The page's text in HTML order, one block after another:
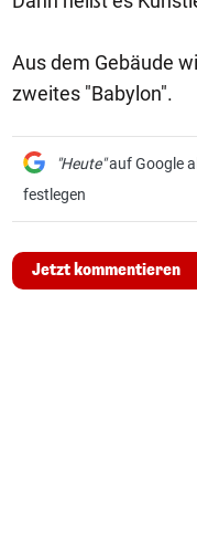
Aus dem Gebäude
zweites "Babylon".
"Heute"auf Google
festlegen
Jetzt kommentieren